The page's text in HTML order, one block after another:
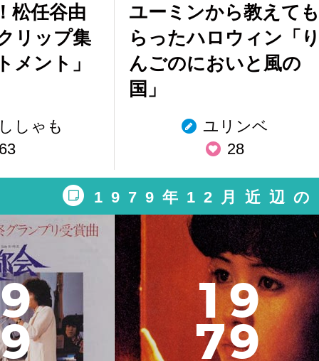
松任谷由
リップ集
メント」
しゃも
ユーミンから教えても
らったハロウィン「
んごのにおいと風の
国」
ユリンベ
28
1979年12月近辺の
9
9
19
79